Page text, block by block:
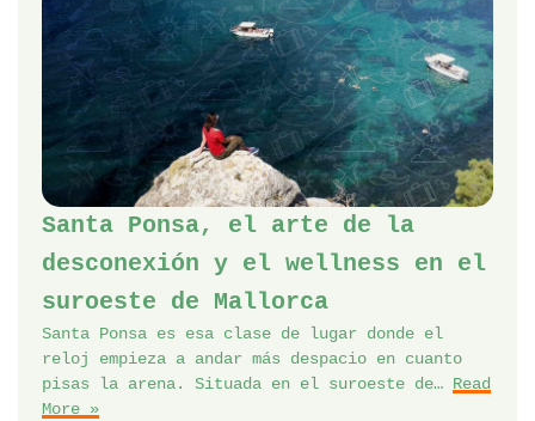
Santa Ponsa, el arte de la
desconexión y el wellness en el
suroeste de Mallorca
Santa Ponsa es esa clase de lugar donde el
reloj empieza a andar más despacio en cuanto
pisas la arena. Situada en el suroeste de… Read
More »